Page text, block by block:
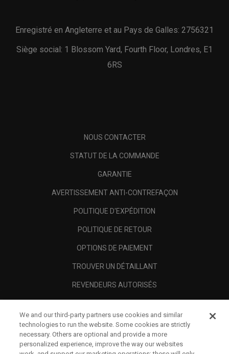
Enregistré en Angleterre et au Pays de Galles: 2756321
Siège social: 1 Blossom Yard, Fourth Floor, Londres, E1
6RS
NOUS CONTACTER
STATUT DE LA COMMANDE
GARANTIE
AVERTISSEMENT ANTI-CONTREFAÇON
POLITIQUE D'EXPÉDITION
POLITIQUE DE RETOUR
OPTIONS DE PAIEMENT
TROUVER UN DÉTAILLANT
REVENDEURS AUTORISÉS
A PROPOS
MENTIONS LÉGALES
We and our third-party partners use cookies and similar
technologies to run the website. Some cookies are strictly
necessary. Others are optional and provide a more
personalized experience, improve the way our websites